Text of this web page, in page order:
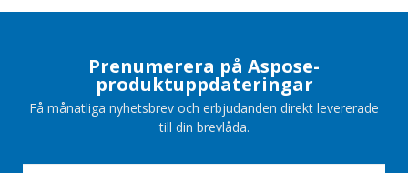
Prenumerera på Aspose-
produktuppdateringar
Få månatliga nyhetsbrev och erbjudanden direkt levererade
till din brevlåda.